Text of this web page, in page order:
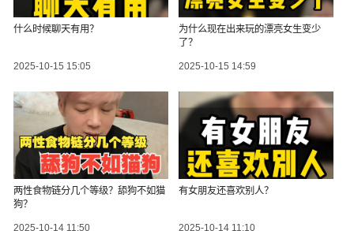
什么时候聊天有用？
2025-10-15 15:05
为什么现在出来玩的漂亮女生变少
了？
2025-10-15 14:59
两性食物链分几个等级？舔狗不如猫
狗？
2025-10-14 11:50
有女朋友还喜欢别人？
2025-10-14 11:10